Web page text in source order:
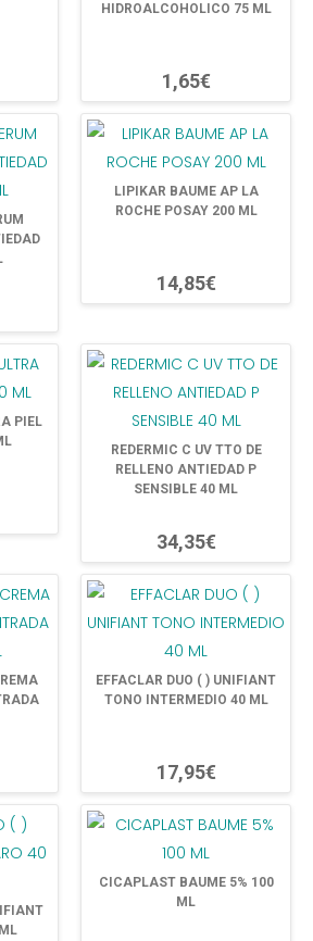
HIDROALCOHOLICO 75 ML
1,65€
LIPIKAR BAUME AP LA
ROCHE POSAY 200 ML
14,85€
PIEL
REDERMIC C UV TTO DE
RELLENO ANTIEDAD P
SENSIBLE 40 ML
34,35€
EFFACLAR DUO ( ) UNIFIANT
TONO INTERMEDIO 40 ML
17,95€
CICAPLAST BAUME 5% 100
ML